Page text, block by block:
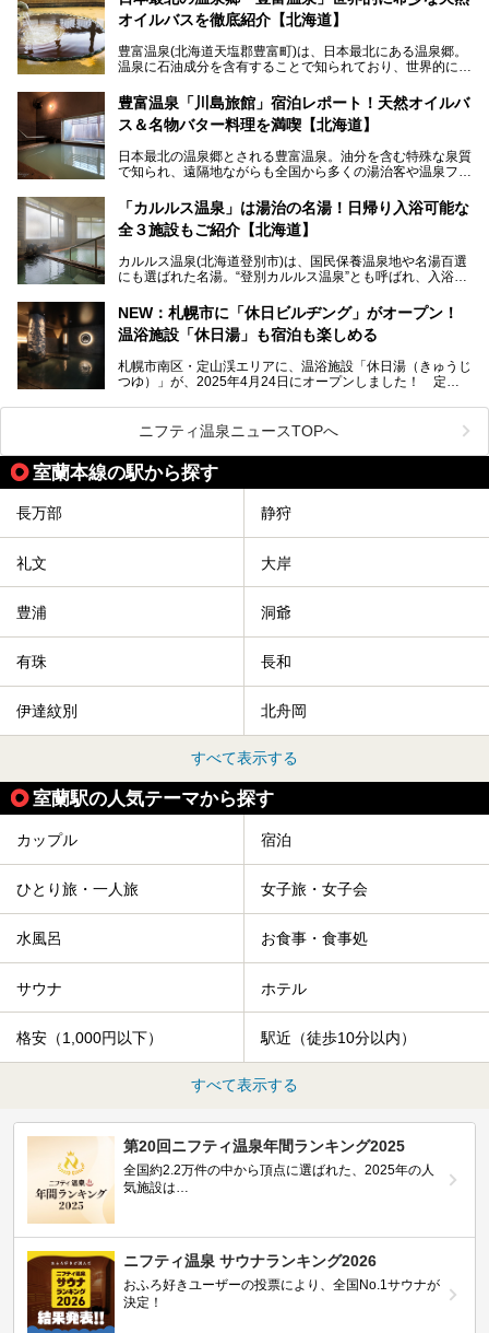
スキンケアブランド バルクオムの「ONE DAY KIT」を数量
限定でプレゼントいたします。
で、ぜひお試しください。※6月13日配布開始、なくなり次
第終了
───
提供元：株式会社バルクオム【PR】
この記事は株式会社バルクオム商品のPR記事です。
オイルバスを徹底紹介【北海道】
豊富温泉(北海道天塩郡豊富町)は、日本最北にある温泉郷。
温泉に石油成分を含有することで知られており、世界的にも
に特効があると言われ、遠隔地ながらも全国から湯治・療養
目的で多くの人々が訪れます。
地体験し、独自の視点で豊富温泉の“天然オイルバス”をレポ
ート。温泉地概要や日帰り入浴施設をはじめ、宿泊施設・ア
豊富温泉「川島旅館」宿泊レポート！天然オイルバ
ス＆名物バター料理を満喫【北海道】
日本最北の温泉郷とされる豊富温泉。油分を含む特殊な泉質
で知られ、遠隔地ながらも全国から多くの湯治客や温泉ファ
「川島旅館」は、豊富温泉の開湯当初から営業する老舗旅
館。とりわけ温泉の良さと名物のバター料理に定評があり、
の温泉や料理をはじめ、パブリックスペース・客室など宿の
全貌を徹底的にご紹介します！
「カルルス温泉」は湯治の名湯！日帰り入浴可能な
全３施設もご紹介【北海道】
カルルス温泉(北海道登別市)は、国民保養温泉地や名湯百選
にも選ばれた名湯。“登別カルルス温泉”とも呼ばれ、入浴剤
豊かな登別温泉とは対照的な存在で、今も湯治場的な要素が
残る閑静な温泉地です。
地体験し、カルルス温泉をご紹介。温泉地の概要や泉質解説
をはじめ、日帰り入浴可能な全３施設の紹介・周辺観光・ア
NEW：札幌市に「休日ビルヂング」がオープン！
温浴施設「休日湯」も宿泊も楽しめる
札幌市南区・定山渓エリアに、温浴施設「休日湯（きゅうじ
つゆ）」が、2025年4月24日にオープンしました！ 定山
この施設は、温泉・サウナの「休日湯」・ラウンジの「THE
LOUNGE DAYOF」・グルメ「休日洋麺店」・ホテル「エク
スクラメーションホテル」で構成された、まさに大人の癒し
空間。
今回は、そんな「休日ビルヂング」の魅力を5つのポイント
ニフティ温泉ニュースTOPへ
室蘭本線の駅から探す
長万部 静狩
礼文 大岸
豊浦 洞爺
有珠 長和
伊達紋別 北舟岡
すべて表示する
室蘭駅の人気テーマから探す
カップル 宿泊
ひとり旅・一人旅 女子旅・女子会
水風呂 お食事・食事処
サウナ ホテル
格安（1,000円以下） 駅近（徒歩10分以内）
すべて表示する
第20回ニフティ温泉年間ランキング2025
全国約2.2万件の中から頂点に選ばれた、2025年の人
気施設は…
ニフティ温泉 サウナランキング2026
おふろ好きユーザーの投票により、全国No.1サウナが
決定！